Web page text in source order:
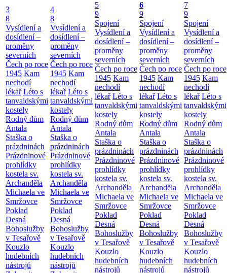
3
8
Vysídlení a
dosídlení –
proměny
severních
Čech po roce
1945 Kam
nechodí
lékař Léto s
tanvaldskými
kostely
Rodný dům
Antala
Staška o
prázdninách
Prázdninové
prohlídky
kostela sv.
Archanděla
Michaela ve
Smržovce
Poklad
Desná
Bohoslužby
v Tesařově
Kouzlo
hudebních
nástrojů
4
8
Vysídlení a
dosídlení –
proměny
severních
Čech po roce
1945 Kam
nechodí
lékař Léto s
tanvaldskými
kostely
Rodný dům
Antala
Staška o
prázdninách
Prázdninové
prohlídky
kostela sv.
Archanděla
Michaela ve
Smržovce
Poklad
Desná
Bohoslužby
v Tesařově
Kouzlo
hudebních
nástrojů
5
9
Spojení
Vysídlení a
dosídlení –
proměny
severních
Čech po roce
1945 Kam
nechodí
lékař Léto s
tanvaldskými
kostely
Rodný dům
Antala
Staška o
prázdninách
Prázdninové
prohlídky
kostela sv.
Archanděla
Michaela ve
Smržovce
Poklad
Desná
Bohoslužby
v Tesařově
Kouzlo
hudebních
nástrojů
6
9
Spojení
Vysídlení a
dosídlení –
proměny
severních
Čech po roce
1945 Kam
nechodí
lékař Léto s
tanvaldskými
kostely
Rodný dům
Antala
Staška o
prázdninách
Prázdninové
prohlídky
kostela sv.
Archanděla
Michaela ve
Smržovce
Poklad
Desná
Bohoslužby
v Tesařově
Kouzlo
hudebních
nástrojů
7
9
Spojení
Vysídlení a
dosídlení –
proměny
severních
Čech po roce
1945 Kam
nechodí
lékař Léto s
tanvaldskými
kostely
Rodný dům
Antala
Staška o
prázdninách
Prázdninové
prohlídky
kostela sv.
Archanděla
Michaela ve
Smržovce
Poklad
Desná
Bohoslužby
v Tesařově
Kouzlo
hudebních
nástrojů